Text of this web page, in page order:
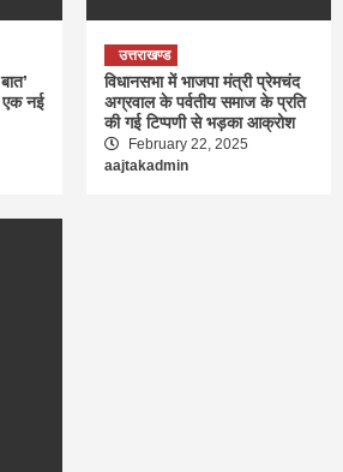
एक नई
उत्तराखण्ड
विधानसभा में भाजपा मंत्री प्रेमचंद
अग्रवाल के पर्वतीय समाज के प्रति
की गई टिप्पणी से भड़का आक्रोश
February 22, 2025
aajtakadmin